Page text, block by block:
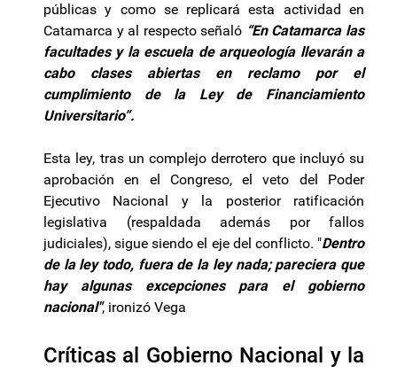
públicas y como se replicará esta actividad en
Catamarca y al respecto señaló “En Catamarca las
facultades y la escuela de arqueología llevarán a
cabo clases abiertas en reclamo por el
cumplimiento de la Ley de Financiamiento
Universitario”.
Esta ley, tras un complejo derrotero que incluyó su
aprobación en el Congreso, el veto del Poder
Ejecutivo Nacional y la posterior ratificación
legislativa (respaldada además por fallos
judiciales), sigue siendo el eje del conflicto. "Dentro
de la ley todo, fuera de la ley nada; pareciera que
hay algunas excepciones para el gobierno
nacional", ironizó Vega
Críticas al Gobierno Nacional y la